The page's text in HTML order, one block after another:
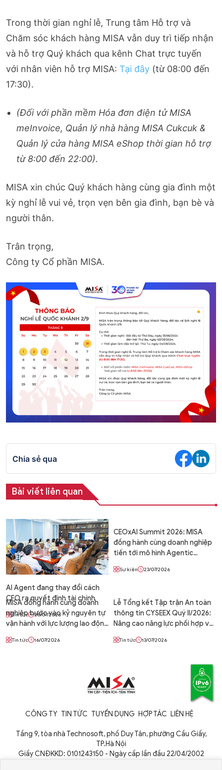
Trong thời gian nghỉ lễ, Trung tâm Hỗ trợ và
Chăm sóc khách hàng MISA vẫn duy trì tiếp nhận
và hỗ trợ Quý khách qua kênh Chat trực tuyến
với nhân viên hỗ trợ MISA: Tại đây (từ 08:00 đến
17:30).
(Đối với phần mềm Hóa đơn điện tử MISA
meInvoice, Quản lý nhà hàng MISA Cukcuk &
Quản lý cửa hàng MISA eShop thời gian hỗ trợ
từ 8:00 đến 22:00).
MISA xin chúc Quý khách hàng cùng gia đình một
kỳ nghỉ lễ vui vẻ, trọn vẹn bên gia đình, bạn bè và
người thân.
Trân trọng,
Công ty Cổ phần MISA.
Chia sẻ qua
Bài viết liên quan
AI Agent đang thay đổi cách
CFO ra quyết định tài chính
Tin tức 28/07/2026
CEOxAI Summit 2026: MISA
đồng hành cùng doanh nghiệp
tiến tới mô hình Agentic
vận hành 24/7 cùng AI Agent
Sự kiện 23/07/2026
MISA đồng hành cùng doanh
nghiệp bước vào kỷ nguyên tự
vận hành với lực lượng lao động
Tin tức 16/07/2026
Lễ Tổng kết Tập trận An toàn
thông tin CYSEEX Quý II/2026:
Nâng cao năng lực phối hợp và
Tin tức 13/07/2026
CÔNG TY TIN TỨC TUYỂN DỤNG HỢP TÁC LIÊN HỆ
Tầng 9, tòa nhà Technosoft, phố Duy Tân, phường Cầu Giấy,
TP.Hà Nội
Giấy CNĐKKD: 0101243150 - Ngày cấp lần đầu 22/04/2002